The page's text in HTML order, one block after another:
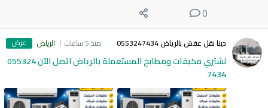
0
دينا نقل عفش بالرياض 0553247434 منذ 5 ساعات الرياض عرض
نشتري مكيفات ومطابخ المستعملة بالرياض اتصل الآن 055324
7434